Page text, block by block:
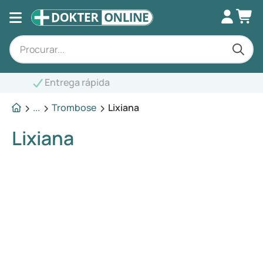
Aconselhamento especializado
...
Trombose Lixiana
Lixiana